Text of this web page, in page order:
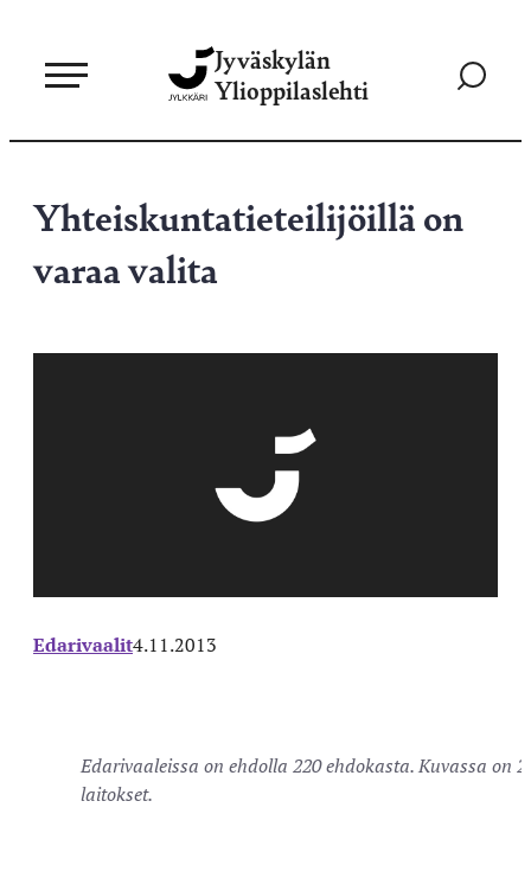
sisältöön
Jyväskylän
Ylioppilaslehti
Siirry
Yhteiskuntatieteilijöillä on
varaa valita
Edarivaalit4.11.2013
Edarivaaleissa on ehdolla 220 ehdokasta. Kuvassa on
laitokset.